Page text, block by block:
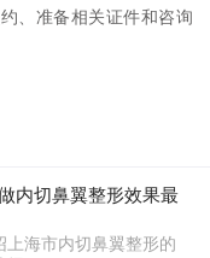
、准备相关证件和咨询
内切鼻翼整形效果最
上海市内切鼻翼整形的